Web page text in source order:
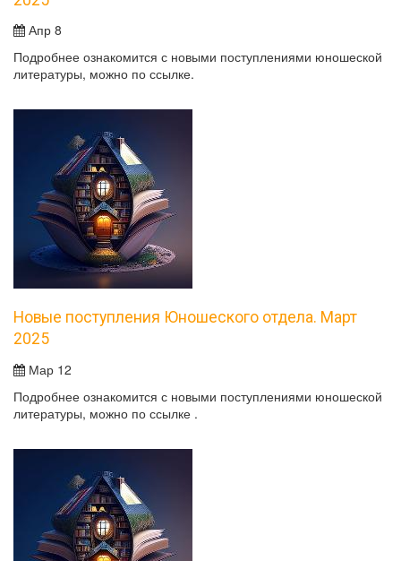
Апр 8
Подробнее ознакомится с новыми поступлениями юношеской
литературы, можно по ссылке.
Новые поступления Юношеского отдела. Март
2025
Мар 12
Подробнее ознакомится с новыми поступлениями юношеской
литературы, можно по ссылке .